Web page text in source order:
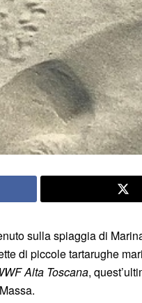
sulla spiaggia di
di piccole tartarughe
Alta Toscana,